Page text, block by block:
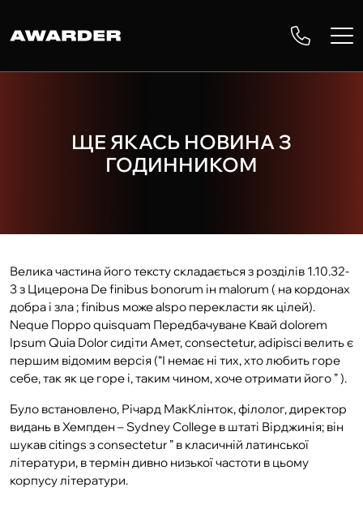
ЩЕ ЯКАСЬ НОВИНА З
ГОДИННИКОМ
Велика частина його тексту складається з розділів 1.10.32-
3 з Цицерона De finibus bonorum ін malorum ( на кордонах
добра і зла ; finibus може alspo перекласти як цілей).
Neque Порро quisquam Передбачуване Квай dolorem
Ipsum Quia Dolor сидіти Амет, consectetur, adipisci велить є
першим відомим версія (“І немає ні тих, хто любить горе
себе, так як це горе і, таким чином, хоче отримати його ” ​​).
Було встановлено, Річард МакКлінток, філолог, директор
видань в Хемпден – Sydney College в штаті Вірджинія; він
шукав citings з consectetur ” в класичній латинської
літератури, в термін дивно низької частоти в цьому
корпусу літератури.